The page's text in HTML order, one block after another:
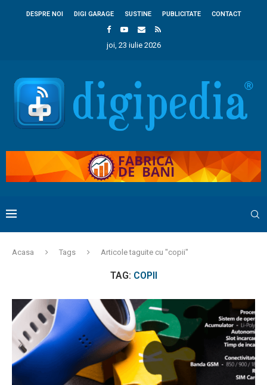
DESPRE NOI DIGI GARAGE SUSTINE PUBLICITATE CONTACT
joi, 23 iulie 2026
Acasa Tags Articole taguite cu "copii"
TAG: COPII